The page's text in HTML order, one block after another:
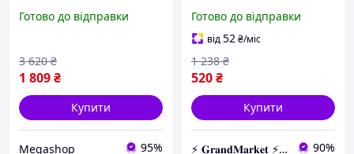
покриттям з кухонним
прихваткою 8 шт HP34543
Готово до відправки
1 809₴
3 620 ₴
Купити
Megashop 95%
Black
Готово до відправки
від52₴/міс
520₴
1 238 ₴
Купити
⚡️ 𝐆𝐫𝐚𝐧𝐝𝐌𝐚𝐫𝐤𝐞𝐭 ⚡️ – Трендові товари за найнижчими цінами 90%